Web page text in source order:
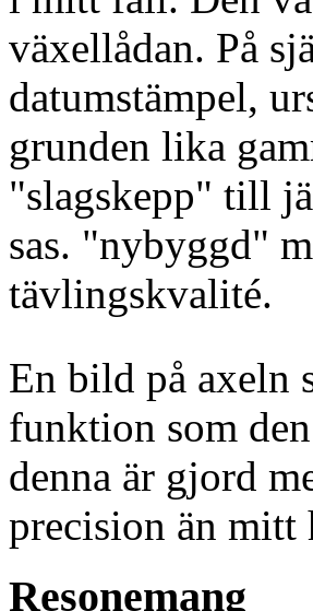
växellådan. På
datumstämpel,
grunden lika
"slagskepp" till
sas. "nybyggd"
tävlingskvalité.
En bild på axeln
funktion som
denna är gjord
precision än mitt
Resonemang